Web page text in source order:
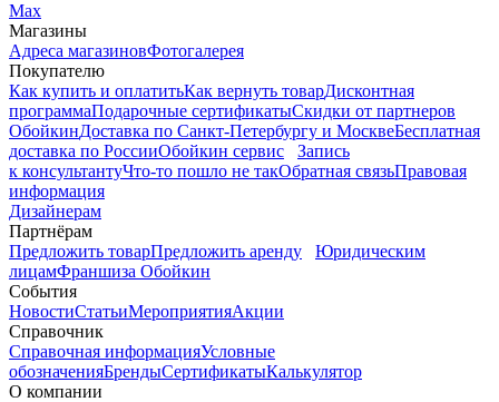
Max
Магазины
Адреса магазиновФотогалерея
Покупателю
Как купить и оплатитьКак вернуть товарДисконтная
программаПодарочные сертификатыСкидки от партнеров
ОбойкинДоставка по Санкт-Петербургу и МосквеБесплатная
доставка по РоссииОбойкин сервис
Запись
к консультантуЧто-то пошло не такОбратная связьПравовая
информация
Дизайнерам
Партнёрам
Предложить товарПредложить аренду
Юридическим
лицамФраншиза Обойкин
События
НовостиСтатьиМероприятияАкции
Справочник
Справочная информацияУсловные
обозначенияБрендыСертификатыКалькулятор
О компании